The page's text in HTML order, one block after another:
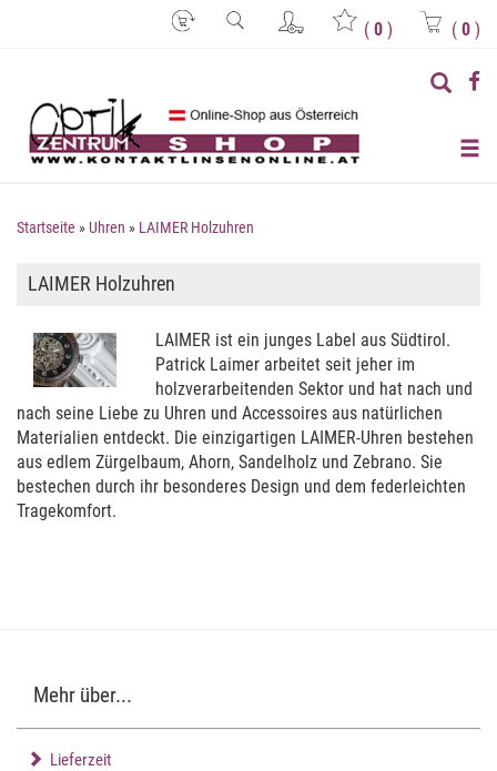
( 0 ) ( 0 )
Startseite » Uhren » LAIMER Holzuhren
LAIMER Holzuhren
LAIMER ist ein junges Label aus Südtirol.
Patrick Laimer arbeitet seit jeher im
holzverarbeitenden Sektor und hat nach und
nach seine Liebe zu Uhren und Accessoires aus natürlichen
Materialien entdeckt. Die einzigartigen LAIMER-Uhren bestehen
aus edlem Zürgelbaum, Ahorn, Sandelholz und Zebrano. Sie
bestechen durch ihr besonderes Design und dem federleichten
Tragekomfort.
Mehr über...
Lieferzeit